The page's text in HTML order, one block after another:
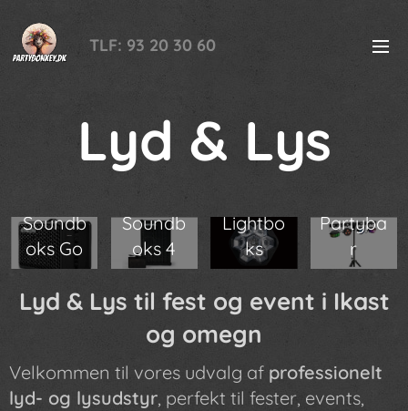
TLF: 93 20 30 60
Lyd & Lys
Soundb
oks Go
Soundb
oks 4
Lightbo
ks
Partyba
r
Lyd & Lys til fest og event i Ikast
og omegn
Velkommen til vores udvalg af professionelt
lyd- og lysudstyr, perfekt til fester, events,